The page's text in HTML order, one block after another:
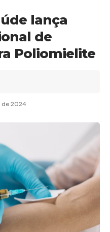
lança
de
Poliomielite
de 2024